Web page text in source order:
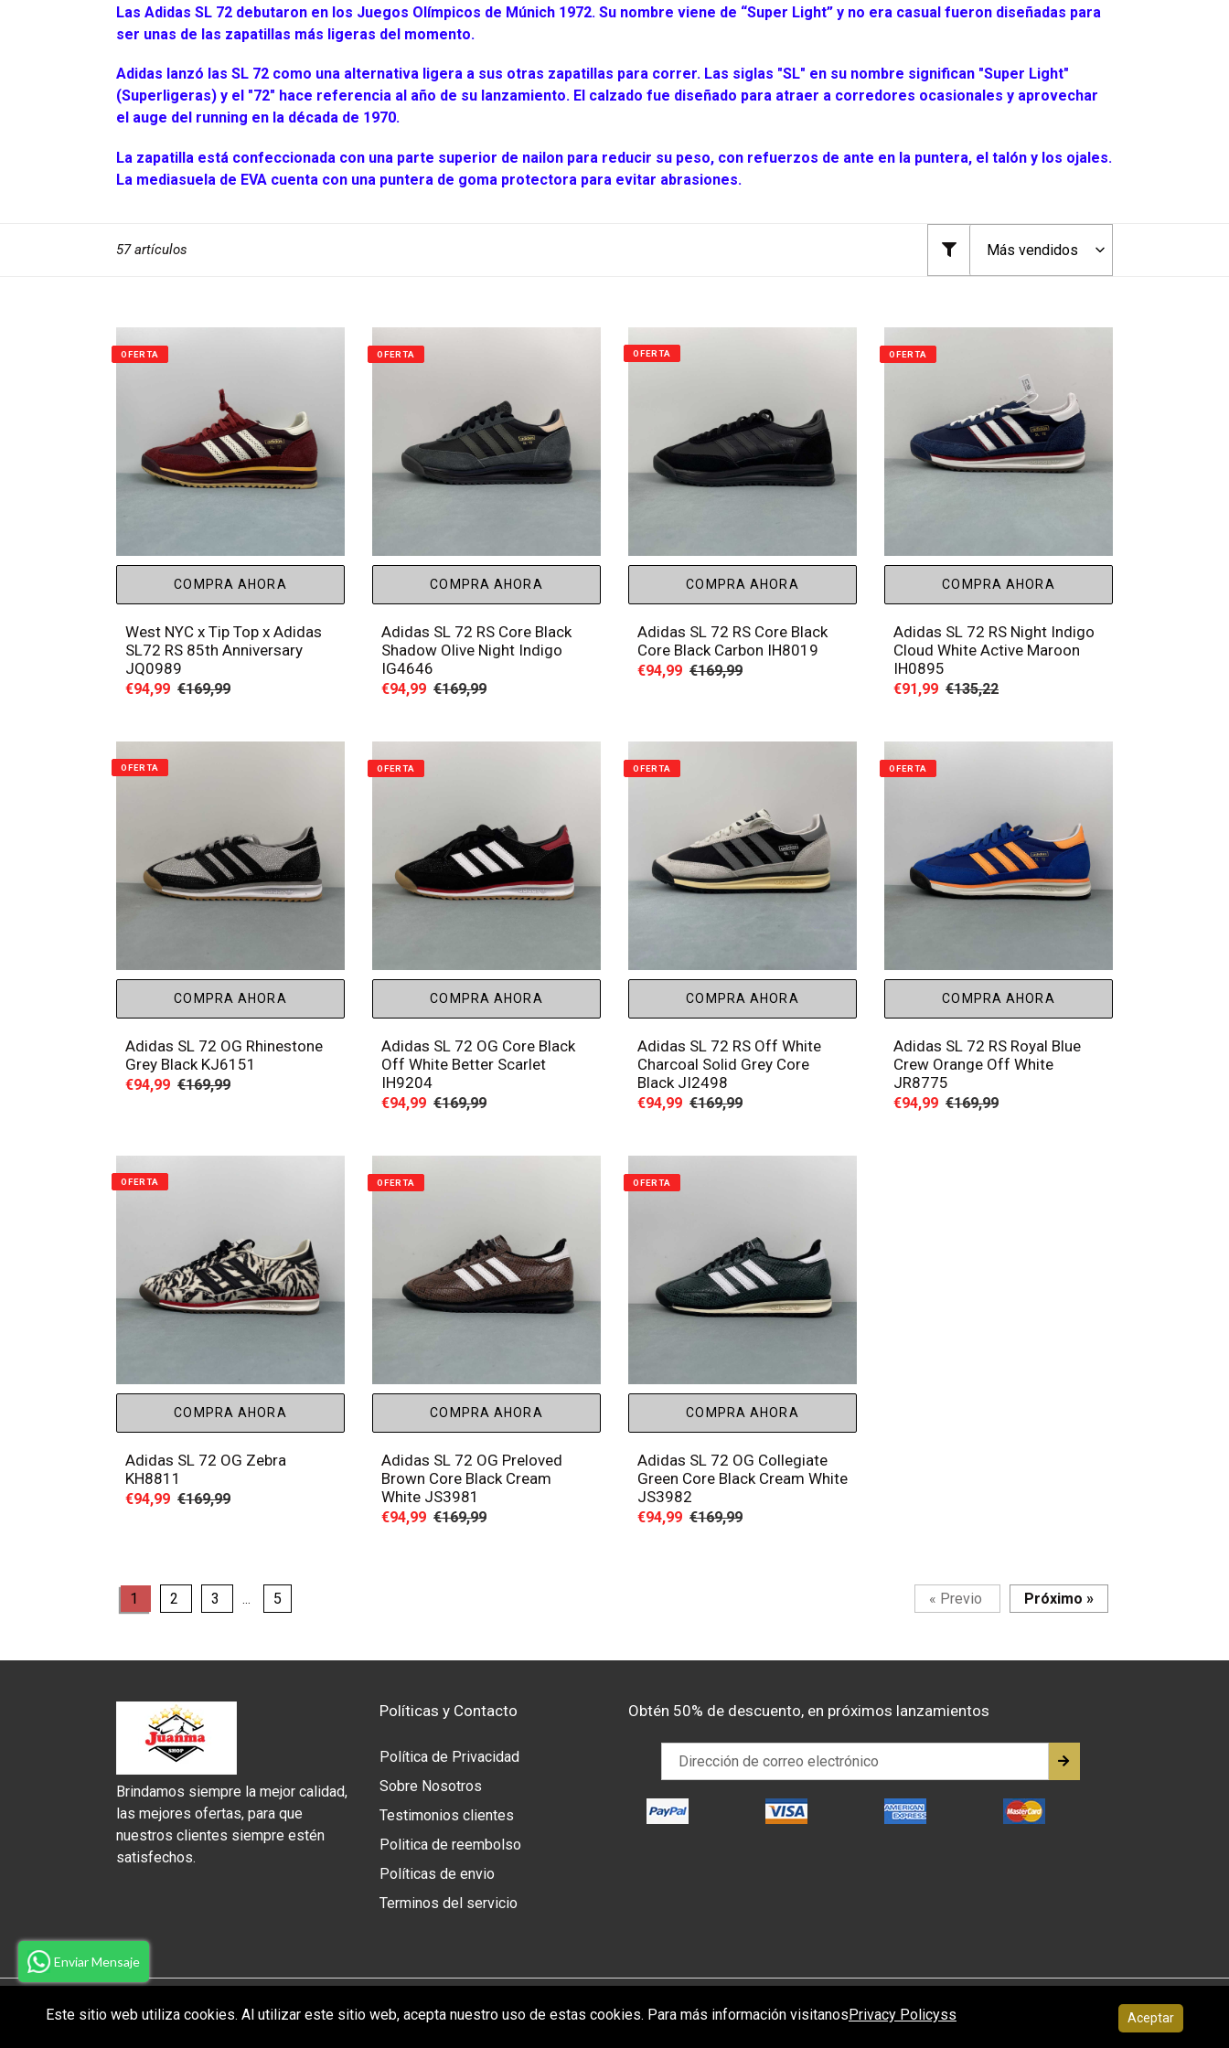
ó
n
Las Adidas SL 72 debutaron en los Juegos Olímpicos de Múnich 1972. Su nombre viene de “Super Light” y no era casual fueron diseñadas para
ser unas de las zapatillas más ligeras del momento.
Adidas lanzó las SL 72 como una alternativa ligera a sus otras zapatillas para correr. Las siglas "SL" en su nombre significan "Super Light"
(Superligeras) y el "72" hace referencia al año de su lanzamiento. El calzado fue diseñado para atraer a corredores ocasionales y aprovechar
el auge del running en la década de 1970.
La zapatilla está confeccionada con una parte superior de nailon para reducir su peso, con refuerzos de ante en la puntera, el talón y los ojales.
La mediasuela de EVA cuenta con una puntera de goma protectora para evitar abrasiones.
57 artículos
COMPRA AHORA
West NYC x Tip Top x Adidas
SL72 RS 85th Anniversary
JQ0989
Precio
€94,99 Precio
€169,99
OFERTA
COMPRA AHORA
Adidas SL 72 RS Core Black
Shadow Olive Night Indigo
IG4646
Precio
€94,99 Precio
€169,99
OFERTA
COMPRA AHORA
Adidas SL 72 RS Core Black
Core Black Carbon IH8019
Precio
€94,99 Precio
€169,99
OFERTA
COMPRA AHORA
Adidas SL 72 RS Night Indigo
Cloud White Active Maroon
IH0895
Precio
€91,99 Precio
€135,22
OFERTA
COMPRA AHORA
Adidas SL 72 OG Rhinestone
Grey Black KJ6151
Precio
€94,99 Precio
€169,99
OFERTA
COMPRA AHORA
Adidas SL 72 OG Core Black
Off White Better Scarlet
IH9204
Precio
€94,99 Precio
€169,99
OFERTA
COMPRA AHORA
Adidas SL 72 RS Off White
Charcoal Solid Grey Core
Black JI2498
Precio
€94,99 Precio
€169,99
OFERTA
COMPRA AHORA
Adidas SL 72 RS Royal Blue
Crew Orange Off White
JR8775
Precio
€94,99 Precio
€169,99
OFERTA
COMPRA AHORA
Adidas SL 72 OG Zebra
KH8811
Precio
€94,99 Precio
€169,99
OFERTA
COMPRA AHORA
Adidas SL 72 OG Preloved
Brown Core Black Cream
White JS3981
Precio
€94,99 Precio
€169,99
OFERTA
COMPRA AHORA
Adidas SL 72 OG Collegiate
Green Core Black Cream White
JS3982
Precio
€94,99 Precio
€169,99
OFERTA
page
1 page
2 page
3 … page
5 « Previo PáginaPróximo Página
»
Brindamos siempre la mejor calidad,
las mejores ofertas, para que
nuestros clientes siempre estén
satisfechos.
Políticas y Contacto
Política de Privacidad
Sobre Nosotros
Testimonios clientes
Politica de reembolso
Políticas de envio
Terminos del servicio
Obtén 50% de descuento, en próximos lanzamientos
© 2026,juanma-shop
Este sitio web utiliza cookies. Al utilizar este sitio web, acepta nuestro uso de estas cookies. Para más información visitanosPrivacy Policyss Aceptar
Enviar Mensaje